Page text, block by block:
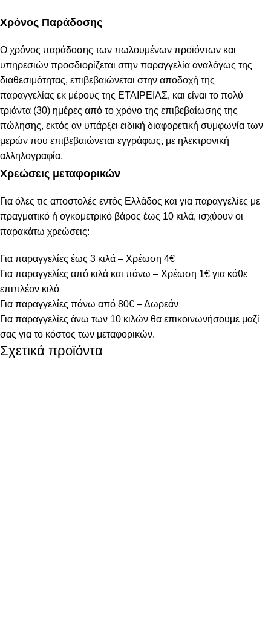
Χρόνος Παράδοσης
Ο χρόνος παράδοσης των πωλουμένων προϊόντων και
υπηρεσιών προσδιορίζεται στην παραγγελία αναλόγως της
διαθεσιμότητας, επιβεβαιώνεται στην αποδοχή της
παραγγελίας εκ μέρους της ΕΤΑΙΡΕΙΑΣ, και είναι το πολύ
τριάντα (30) ημέρες από το χρόνο της επιβεβαίωσης της
πώλησης, εκτός αν υπάρξει ειδική διαφορετική συμφωνία των
μερών που επιβεβαιώνεται εγγράφως, με ηλεκτρονική
αλληλογραφία.
Χρεώσεις μεταφορικών
Για όλες τις αποστολές εντός Ελλάδος και για παραγγελίες με
πραγματικό ή ογκομετρικό βάρος έως 10 κιλά, ισχύουν οι
παρακάτω χρεώσεις:
Για παραγγελίες έως 3 κιλά – Χρέωση 4€
Για παραγγελίες από κιλά και πάνω – Χρέωση 1€ για κάθε
επιπλέον κιλό
Για παραγγελίες πάνω από 80€ – Δωρεάν
Για παραγγελίες άνω των 10 κιλών θα επικοινωνήσουμε μαζί
σας για το κόστος των μεταφορικών.
Σχετικά προϊόντα